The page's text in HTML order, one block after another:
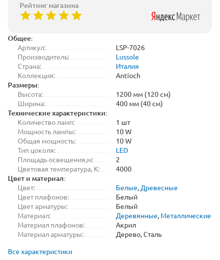
Общее:
Артикул:
LSP-7026
Производитель:
Lussole
Страна:
Италия
Коллекция:
Antioch
Размеры:
Высота:
1200 мм (120 см)
Ширина:
400 мм (40 см)
Технические характеристики:
Количество ламп:
1 шт
Мощность лампы:
10 W
Общая мощность:
10 W
Тип цоколя:
LED
Площадь освещения,м:
2
Цветовая температура, K:
4000
Цвет и материал:
Цвет: Белые, Древесные
Цвет плафонов:
Белый
Цвет арматуры:
Белый
Материал:
Деревянные, Металлические
Материал плафонов:
Акрил
Материал арматуры:
Дерево, Сталь
Все характеристики
Рейтинг магазина